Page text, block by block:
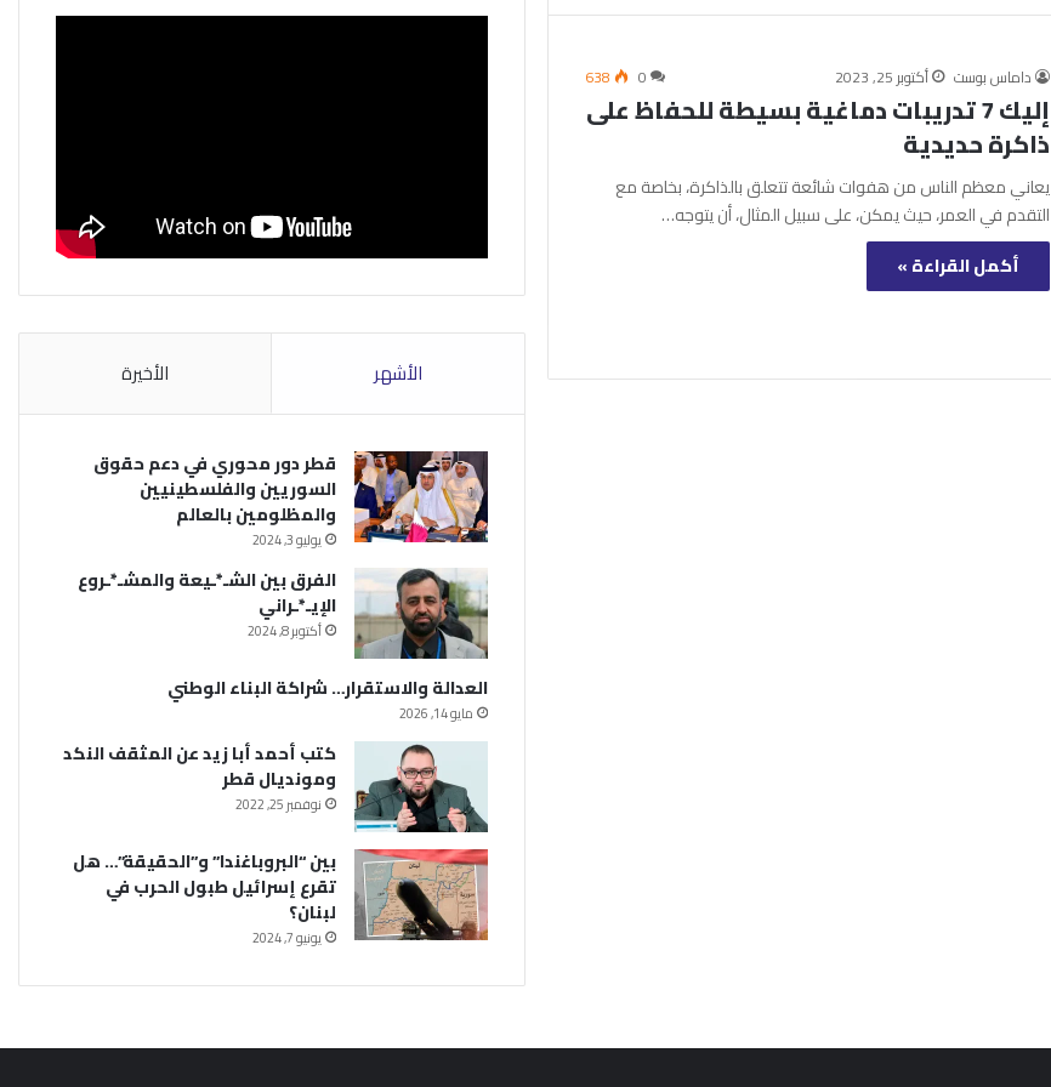
داماس بوست أكتوبر 25, 2023 0
638
إليك 7 تدريبات دماغية بسيطة للحفاظ على
ذاكرة حديدية
يعاني معظم الناس من هفوات شائعة تتعلق بالذاكرة، بخاصة مع
التقدم في العمر، حيث يمكن، على سبيل المثال، أن يتوجه…
أكمل القراءة »
الأشهر الأخيرة
قطر دور محوري في دعم حقوق
السوريين والفلسطينيين
والمظلومين بالعالم
يوليو 3, 2024
الفرق بين الشـ*ـيعة والمشـ*ـروع
الإيـ*ـراني
أكتوبر 8, 2024
العدالة والاستقرار… شراكة البناء الوطني
مايو 14, 2026
كتب أحمد أبا زيد عن المثقف النكد
ومونديال قطر
نوفمبر 25, 2022
بين “البروباغندا” و”الحقيقة”… هل
تقرع إسرائيل طبول الحرب في
لبنان؟
يونيو 7, 2024